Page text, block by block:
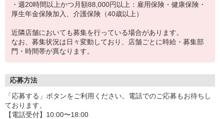
・週20時間以上かつ月額88,000円以上：雇用保険・健康保険・
厚生年金保険加入、介護保険（40歳以上）
近隣店舗においても募集を行っている場合があります。
なお、募集状況は日々変動しており、店舗ごとに時給・募集部
門・時間帯が異なります。
応募方法
「応募する」ボタンをご利用ください。電話でのご応募もお待ちし
ております。
【電話受付】10:00〜18:00